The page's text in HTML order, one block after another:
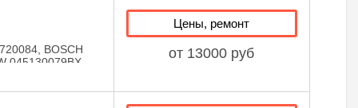
BOSCH
045130079BX,
Цены, ремонт
от 13000 руб